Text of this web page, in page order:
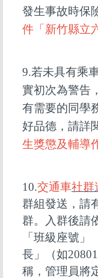
發生事故時保
件「新竹縣立
9.若未具有乘
實初次為警告
有需要的同學
好品德，請詳
生獎懲及輔導
10.交通車社群
群組發送，請
群。入群後請
「班級座號」
長」（如
稱，管理員將